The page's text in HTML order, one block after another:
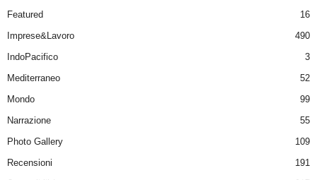
Featured
16
Imprese&Lavoro
490
IndoPacifico
3
Mediterraneo
52
Mondo
99
Narrazione
55
Photo Gallery
109
Recensioni
191